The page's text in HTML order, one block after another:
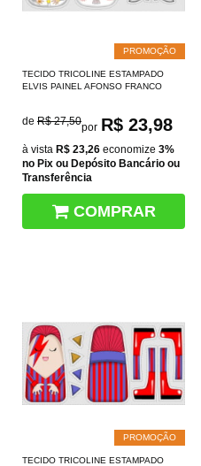
PROMOÇÃO
TECIDO TRICOLINE ESTAMPADO
ELVIS PAINEL AFONSO FRANCO
de R$ 27,50por R$ 23,98
à vista R$ 23,26 economize 3%
no Pix ou Depósito Bancário ou
Transferência
COMPRAR
PROMOÇÃO
TECIDO TRICOLINE ESTAMPADO